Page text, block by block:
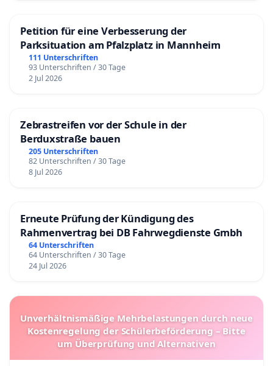
Petition für eine Verbesserung der
Parksituation am Pfalzplatz in Mannheim
111 Unterschriften
93 Unterschriften / 30 Tage
2 Jul 2026
Zebrastreifen vor der Schule in der
Berduxstraße bauen
205 Unterschriften
82 Unterschriften / 30 Tage
8 Jul 2026
Erneute Prüfung der Kündigung des
Rahmenvertrag bei DB Fahrwegdienste Gmbh
64 Unterschriften
64 Unterschriften / 30 Tage
24 Jul 2026
Unverhältnismäßige Mehrbelastungen durch neue
Kostenregelung der Schülerbeförderung – Bitte
um Überprüfung und Alternativen